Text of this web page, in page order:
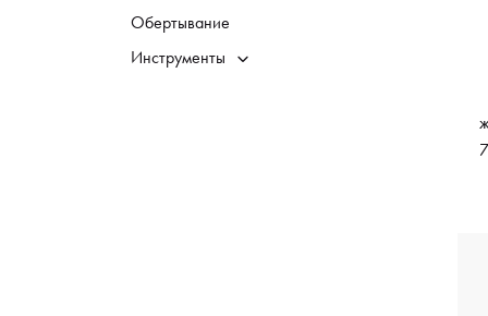
Обертывание
Инструменты